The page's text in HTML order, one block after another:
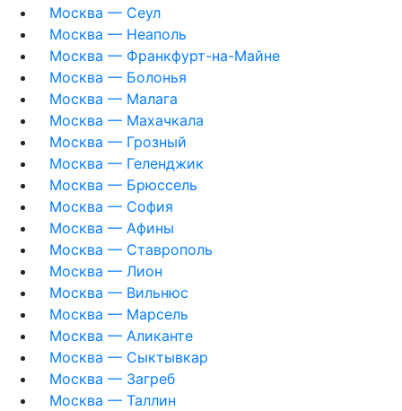
Москва — Сеул
Москва — Неаполь
Москва — Франкфурт-на-Майне
Москва — Болонья
Москва — Малага
Москва — Махачкала
Москва — Грозный
Москва — Геленджик
Москва — Брюссель
Москва — София
Москва — Афины
Москва — Ставрополь
Москва — Лион
Москва — Вильнюс
Москва — Марсель
Москва — Аликанте
Москва — Сыктывкар
Москва — Загреб
Москва — Таллин